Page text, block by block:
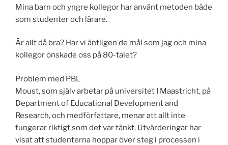
Mina barn och yngre kollegor har använt metoden både
som studenter och lärare.
Är allt då bra? Har vi äntligen de mål som jag och mina
kollegor önskade oss på 80-talet?
Problem med PBL
Moust, som själv arbetar på universitet I Maastricht, på
Department of Educational Development and
Research, och medförfattare, menar att allt inte
fungerar riktigt som det var tänkt. Utvärderingar har
visat att studenterna hoppar över steg i processen i